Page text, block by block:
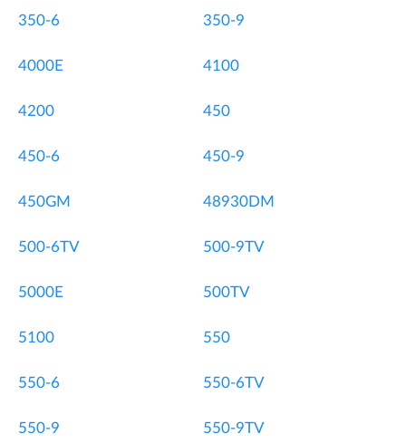
350-6 350-9
4000E 4100
4200 450
450-6 450-9
450GM 48930DM
500-6TV 500-9TV
5000E 500TV
5100 550
550-6 550-6TV
550-9 550-9TV